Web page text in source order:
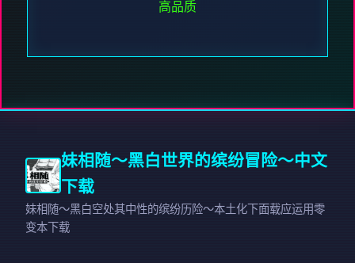
高品质
妹相随～黑白世界的缤纷冒险～中文
下载
妹相随～黑白空处其中性的缤纷历险～本土化下面载应运用零
变本下载